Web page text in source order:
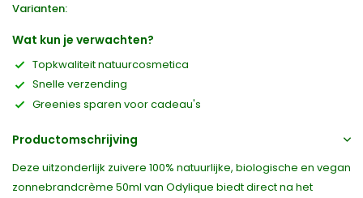
Varianten:
Wat kun je verwachten?
Topkwaliteit natuurcosmetica
Snelle verzending
Greenies sparen voor cadeau's
Productomschrijving
Deze uitzonderlijk zuivere 100% natuurlijke, biologische en vegan
zonnebrandcrème 50ml van Odylique biedt direct na het